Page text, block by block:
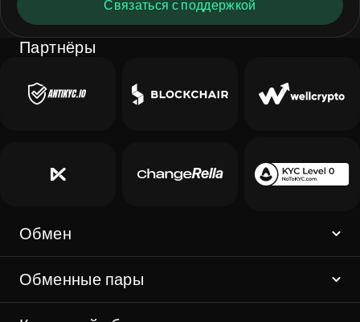
Связаться с поддержкой
Партнёры
Обмен
Обменные пары